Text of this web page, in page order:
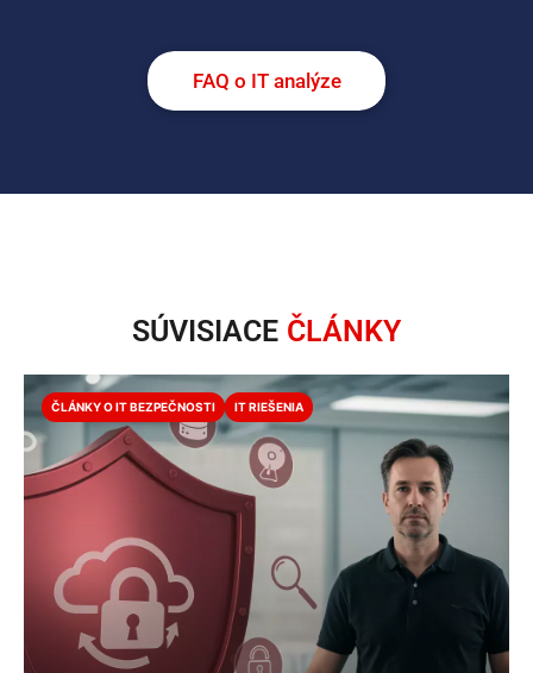
FAQ o IT analýze
SÚVISIACE ČLÁNKY
ČLÁNKY O IT BEZPEČNOSTI IT RIEŠENIA